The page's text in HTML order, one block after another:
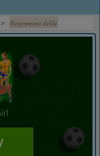
> Nogometno dekle